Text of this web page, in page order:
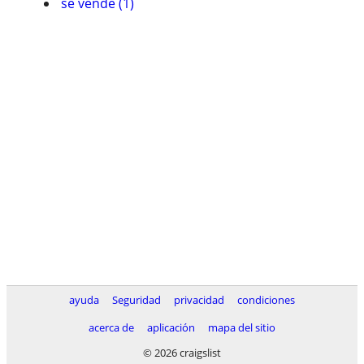
ayuda Seguridad privacidad
condiciones
acerca de
aplicación
mapa del sitio
© 2026 craigslist